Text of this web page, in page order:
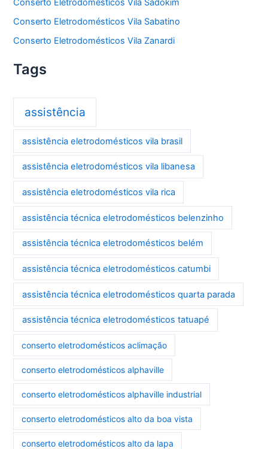
Conserto Eletrodomésticos Vila Sadokim
Conserto Eletrodomésticos Vila Sabatino
Conserto Eletrodomésticos Vila Zanardi
Tags
assistência
assistência eletrodomésticos vila brasil
assistência eletrodomésticos vila libanesa
assistência eletrodomésticos vila rica
assistência técnica eletrodomésticos belenzinho
assistência técnica eletrodomésticos belém
assistência técnica eletrodomésticos catumbi
assistência técnica eletrodomésticos quarta parada
assistência técnica eletrodomésticos tatuapé
conserto eletrodomésticos aclimação
conserto eletrodomésticos alphaville
conserto eletrodomésticos alphaville industrial
conserto eletrodomésticos alto da boa vista
conserto eletrodomésticos alto da lapa